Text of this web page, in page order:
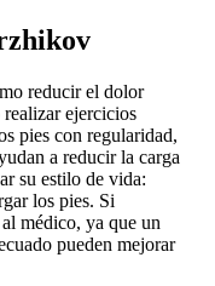
reducir el dolor
ejercicios
pies con regularidad,
a reducir la carga
su estilo de vida:
los pies. Si
médico, ya que un
pueden mejorar